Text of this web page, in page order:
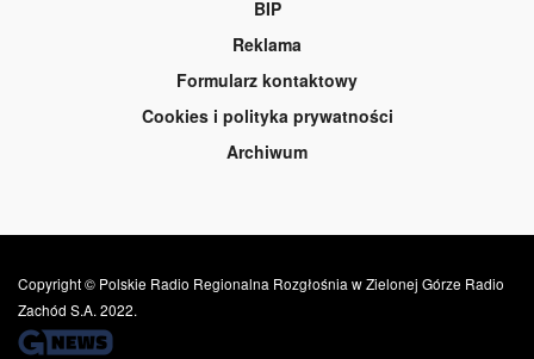
BIP
Reklama
Formularz kontaktowy
Cookies i polityka prywatności
Archiwum
Copyright © Polskie Radio Regionalna Rozgłośnia w Zielonej Górze Radio
Zachód S.A. 2022.